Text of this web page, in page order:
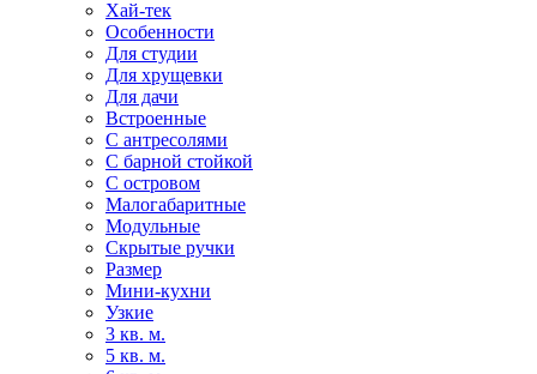
Хай-тек
Особенности
Для студии
Для хрущевки
Для дачи
Встроенные
С антресолями
С барной стойкой
С островом
Малогабаритные
Модульные
Скрытые ручки
Размер
Мини-кухни
Узкие
3 кв. м.
5 кв. м.